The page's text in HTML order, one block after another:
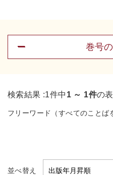
巻号
検索結果 :1件中 1 ～ 1件の
フリーワード（すべてのことば
並べ替え